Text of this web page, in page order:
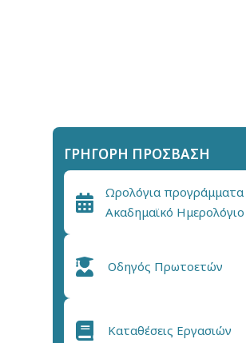
ΓΡΉΓΟΡΗ ΠΡΌΣΒΑΣΗ
Ωρολόγια προγράμματα
Ακαδημαϊκό Ημερολόγιο
Οδηγός Πρωτοετών
Καταθέσεις Εργασιών